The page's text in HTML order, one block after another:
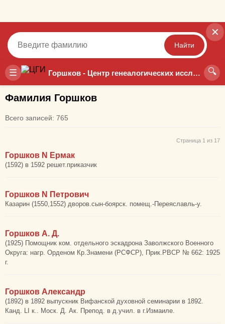
☰ Горшков - Центр генеалогических исследований 🔍
✕
Найти
Точный Неточный
Фамилия Горшков
Всего записей: 765
Страница 1 из 17
Горшков N Ермак
(1592) в 1592 решет.приказчик
Горшков N Петрович
Казарин (1550,1552) дворов.сын-боярск. помещ.-Переяславль-у.
Горшков А. Д.
(1925) Помощник ком. отдельного эскадрона Заволжского Военного
Округа: нагр. Орденом Кр.Знамени (РСФСР), Прик.РВСР № 662: 1925
г.
Горшков Александр
(1892) в 1892 выпускник Вифанской духовной семинарии в 1892.
Канд. LI к.. Моск. Д. Ак. Препод. в д.учил. в г.Измаиле.